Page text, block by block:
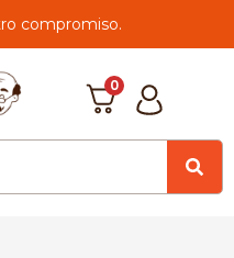
compromiso.
0